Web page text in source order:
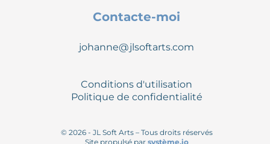
Contacte-moi
johanne@jlsoftarts.com
Conditions d'utilisation
Politique de confidentialité
© 2026 - JL Soft Arts – Tous droits réservés
Site propulsé par système.io